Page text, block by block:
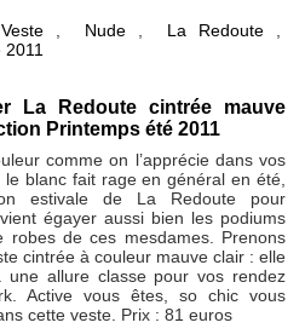
Veste Nude La Redoute
La Redoute cintrée mauve
Printemps été 2011
comme on l’apprécie dans vos
le blanc fait rage en général en été,
estivale de La Redoute pour
vient égayer aussi bien les podiums
robes de ces mesdames. Prenons
cintrée à couleur mauve clair : elle
une allure classe pour vos rendez
Active vous êtes, so chic vous
cette veste. Prix : 81 euros